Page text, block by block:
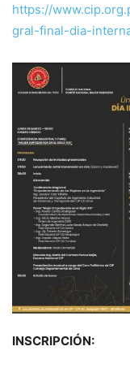
https://
gral-final-dia-
INSCRIPCIÓN: